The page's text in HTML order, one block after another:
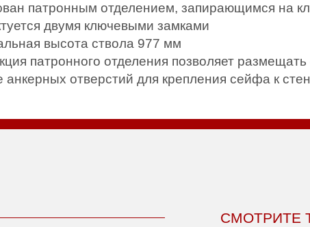
патронным отделением, запирающимся на
двумя ключевыми замками
высота ствола 977 мм
патронного отделения позволяет
анкерных отверстий для крепления сейфа к
СМОТРИТЕ